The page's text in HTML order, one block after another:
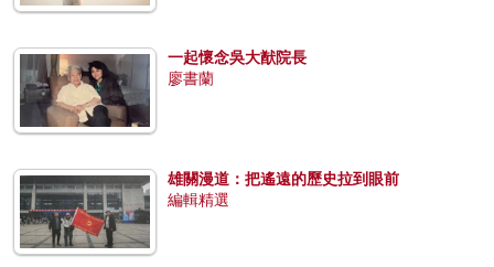
一起懷念吳大猷院長
廖書蘭
雄關漫道：把遙遠的歷史拉到眼前
編輯精選